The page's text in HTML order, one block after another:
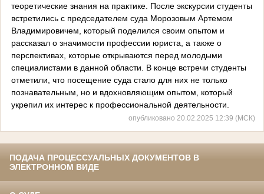
теоретические знания на практике. После экскурсии студенты
встретились с председателем суда Морозовым Артемом
Владимировичем, который поделился своим опытом и
рассказал о значимости профессии юриста, а также о
перспективах, которые открываются перед молодыми
специалистами в данной области. В конце встречи студенты
отметили, что посещение суда стало для них не только
познавательным, но и вдохновляющим опытом, который
укрепил их интерес к профессиональной деятельности.
опубликовано 20.02.2025 12:39 (МСК)
ПОДАЧА ПРОЦЕССУАЛЬНЫХ ДОКУМЕНТОВ В
ЭЛЕКТРОННОМ ВИДЕ